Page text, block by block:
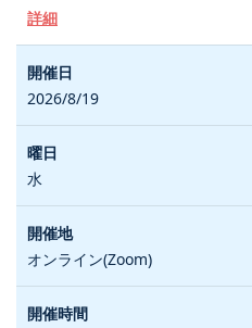
詳細
2026/8/19
水
オンライン(Zoom)